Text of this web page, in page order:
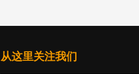
从这里关注我们